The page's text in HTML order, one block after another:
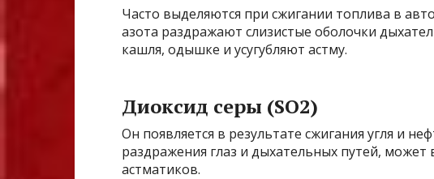
Часто выделяются при сжигании топлива в
азота раздражают слизистые оболочки
кашля, одышке и усугубляют астму.
Диоксид серы (SO2)
Он появляется в результате сжигания угля и
раздражения глаз и дыхательных путей,
астматиков.